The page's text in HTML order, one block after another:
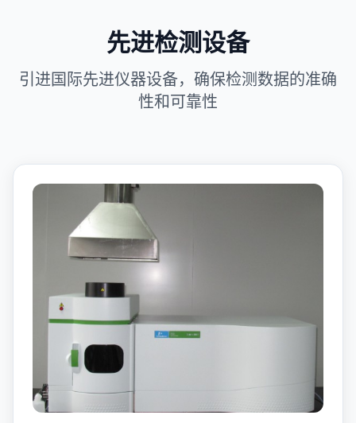
先进检测设备
引进国际先进仪器设备，确保检测数据的准确
性和可靠性